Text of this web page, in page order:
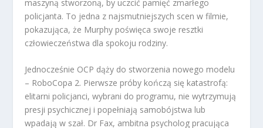
maszyną stworzoną, by uczcić pamięć zmarłego
policjanta. To jedna z najsmutniejszych scen w filmie,
pokazująca, że Murphy poświęca swoje resztki
człowieczeństwa dla spokoju rodziny.
Jednocześnie OCP dąży do stworzenia nowego modelu
– RoboCopa 2. Pierwsze próby kończą się katastrofą:
elitarni policjanci, wybrani do programu, nie wytrzymują
presji psychicznej i popełniają samobójstwa lub
wpadają w szał. Dr Fax, ambitna psycholog pracująca